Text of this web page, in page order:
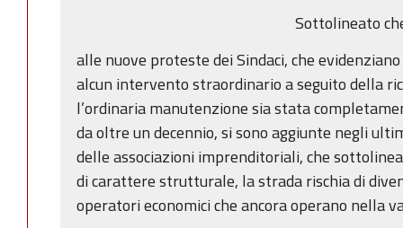
Sottolineato
alle nuove proteste dei Sindaci, che
alcun intervento straordinario a seguito della
l’ordinaria manutenzione sia stata
da oltre un decennio, si sono aggiunte negli
delle associazioni imprenditoriali, che
di carattere strutturale, la strada rischia di
operatori economici che ancora operano nella